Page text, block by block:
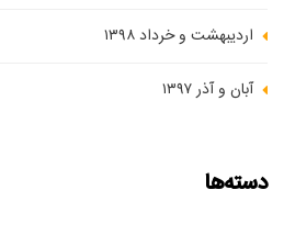
اردیبهشت و خرداد ۱۳۹۸
آبان و آذر ۱۳۹۷
دسته‌ها